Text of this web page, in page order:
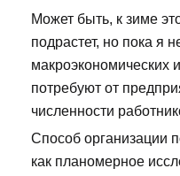
Может быть, к зиме
подрастет, но пока я
макроэкономических
потребуют от
численности
Способ организации
как планомерное